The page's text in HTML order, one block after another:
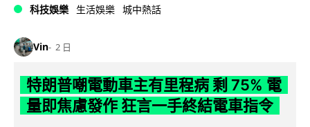
科技娛樂 生活娛樂 城中熱話
Vin 2 日
特朗普嘲電動車主有里程病 剩 75% 電
量即焦慮發作 狂言一手終結電車指令